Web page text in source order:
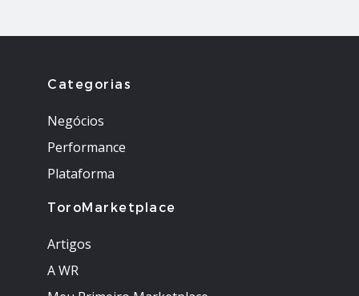
Categorias
Negócios
Performance
Plataforma
ToroMarketplace
Artigos
A WR